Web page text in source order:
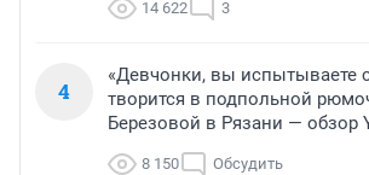
14 622 3
4
«Девчонки, вы испытываете
творится в подпольной
Березовой в Рязани — обзор
8 150 Обсудить